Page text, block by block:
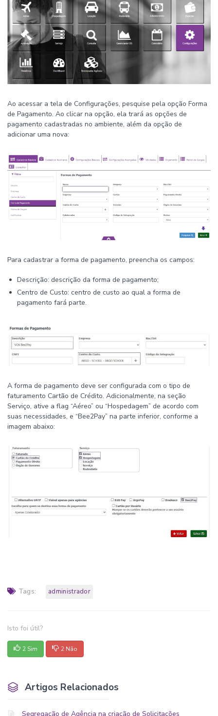
Ao acessar a tela de Configurações, pesquise pela opção Forma
de Pagamento. Ao clicar na opção, ela trará as opções de
pagamento cadastradas no ambiente, além da opção de
adicionar uma nova:
Para cadastrar a forma de pagamento, preencha os campos:
Descrição: descrição da forma de pagamento;
Centro de Custo: centro de custo ao qual a forma de
pagamento fará parte.
A forma de pagamento deve ser configurada com o tipo de
faturamento Cartão de Crédito. Adicionalmente, na seção
Serviço, ative a flag “Aéreo” ou “Hospedagem” de acordo com
suas necessidades, e “Bee2Pay” na parte inferior, conforme a
imagem abaixo:
Tags: administrador
Isto foi útil?
2 Sim 2 Não
Artigos Relacionados
Segregação de Agência na criação de Solicitações